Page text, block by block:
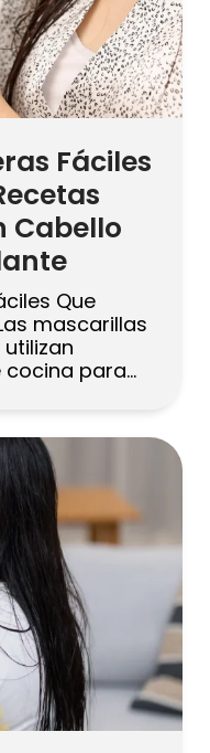
Български
Svenska
Fáciles
Cabello
Que
mascarillas
cocina para
una de
minutos y
mascarilla